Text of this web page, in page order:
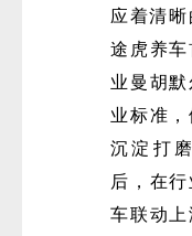
应着清晰
途虎养
业曼胡
业标准
沉淀打
后，在
车联动